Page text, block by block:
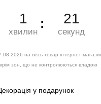
1
хвилин
19
секунд
на весь товар інтернет-
крім зон, що не контролюються владою
у подарунок